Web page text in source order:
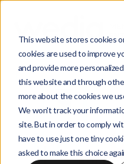
This website stores cookies
cookies are used to improve
and provide more
this website and through
more about the cookies we
We won't track your
site. But in order to comply
have to use just one tiny
asked to make this choice